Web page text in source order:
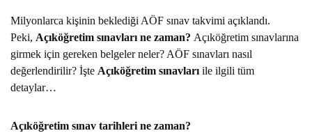
Milyonlarca kişinin beklediği AÖF sınav takvimi açıklandı.
Peki, Açıköğretim sınavları ne zaman? Açıköğretim sınavlarına
girmek için gereken belgeler neler? AÖF sınavları nasıl
değerlendirilir? İşte Açıköğretim sınavları ile ilgili tüm
detaylar…
Açıköğretim sınav tarihleri ne zaman?